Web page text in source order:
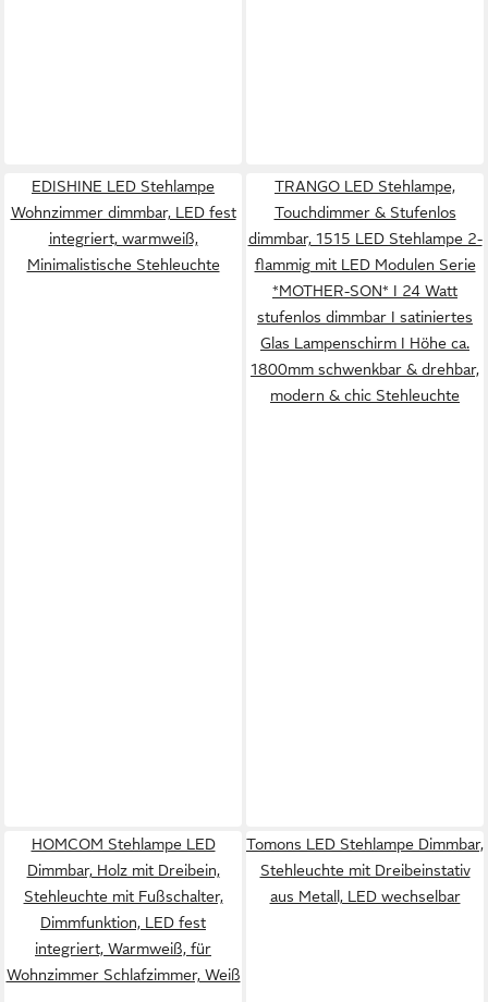
EDISHINE LED Stehlampe
Wohnzimmer dimmbar, LED fest
integriert, warmweiß,
Minimalistische Stehleuchte
TRANGO LED Stehlampe,
Touchdimmer & Stufenlos
dimmbar, 1515 LED Stehlampe 2-
flammig mit LED Modulen Serie
*MOTHER-SON* I 24 Watt
stufenlos dimmbar I satiniertes
Glas Lampenschirm I Höhe ca.
1800mm schwenkbar & drehbar,
modern & chic Stehleuchte
HOMCOM Stehlampe LED
Dimmbar, Holz mit Dreibein,
Stehleuchte mit Fußschalter,
Dimmfunktion, LED fest
integriert, Warmweiß, für
Wohnzimmer Schlafzimmer, Weiß
Tomons LED Stehlampe Dimmbar,
Stehleuchte mit Dreibeinstativ
aus Metall, LED wechselbar